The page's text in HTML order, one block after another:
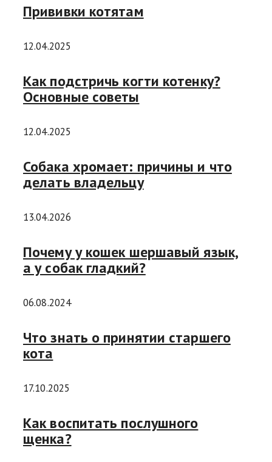
Прививки котятам
12.04.2025
Как подстричь когти котенку?
Основные советы
12.04.2025
Собака хромает: причины и что
делать владельцу
13.04.2026
Почему у кошек шершавый язык,
а у собак гладкий?
06.08.2024
Что знать о принятии старшего
кота
17.10.2025
Как воспитать послушного
щенка?